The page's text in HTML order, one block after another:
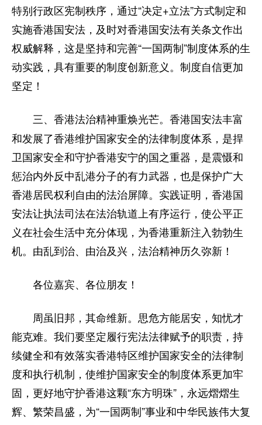
特别行政区宪制秩序，通过“决定+立法”方式制定和
实施香港国安法，及时对香港国安法有关条文作出
权威解释，这是坚持和完善“一国两制”制度体系的生
动实践，具有重要的制度创新意义。制度自信更加
坚定！
三、香港法治精神重焕光芒。 香港国安法丰富
和发展了香港维护国家安全的法律制度体系，是捍
卫国家安全和守护香港安宁的国之重器，是震慑和
惩治内外反中乱港分子的有力武器，也是保护广大
香港居民权利自由的法治屏障。实践证明，香港国
安法让执法司法在法治轨道上有序运行，使公平正
义在社会生活中充分体现，为香港重新注入勃勃生
机。由乱到治、由治及兴，法治精神历久弥新！
各位嘉宾、各位朋友！
周虽旧邦，其命维新。思危方能居安，知忧才
能克难。我们要坚定履行宪法法律赋予的职责，持
续健全和有效落实香港特区维护国家安全的法律制
度和执行机制，使维护国家安全的制度体系更加牢
固，更好地守护香港这颗“东方明珠”，永远熠熠生
辉、繁荣昌盛，为“一国两制”事业和中华民族伟大复